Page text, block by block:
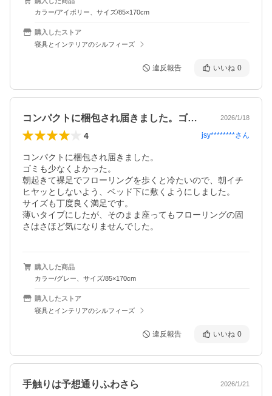
カラー/アイボリー、サイズ/85×170cm
購入したストア
寝具とインテリアのシルフィーズ
違反報告 いいね 0
コンパクトに梱包され届きました。ゴミも… 2026/1/18
4 jsy********さん
コンパクトに梱包され届きました。
ゴミも少なくよかった。
朝起きて裸足でフローリングを歩くと冷たいので、朝イチ
ヒヤッとしないよう、ベッド下に敷くようにしました。
サイズも丁度良く満足です。
薄いタイプにしたが、そのまま座ってもフローリングの固
さはさほど気になりませんでした。
購入した商品
カラー/グレー、サイズ/85×170cm
購入したストア
寝具とインテリアのシルフィーズ
違反報告 いいね 0
手触りは予想通りふわさら 2026/1/21